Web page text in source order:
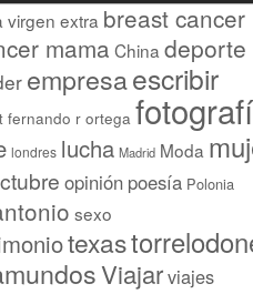
virgen extra breast cancer
mama China deporte
empresaescribir
fernando r ortega
londres lucha Madrid Moda
opinión poesía Polonia
sexo
texas
Viajarviajes